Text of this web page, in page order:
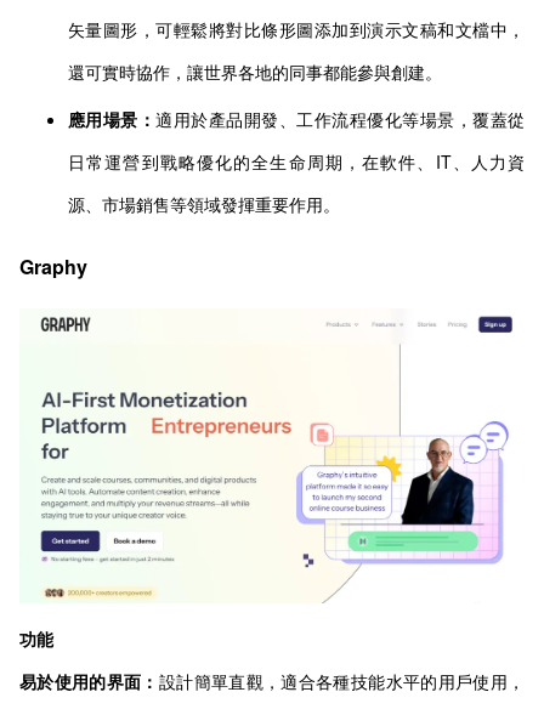
矢量圖形，可輕鬆將對比條形圖添加到演示文稿和文檔中，
還可實時協作，讓世界各地的同事都能參與創建。
應用場景：適用於產品開發、工作流程優化等場景，覆蓋從
日常運營到戰略優化的全生命周期，在軟件、IT、人力資
源、市場銷售等領域發揮重要作用。
Graphy
功能
易於使用的界面： 設計簡單直觀，適合各種技能水平的用戶使用，